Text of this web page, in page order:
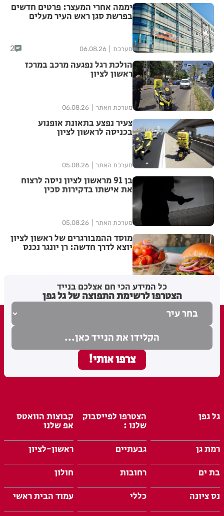
יממה אחרי המעצר: פרטים חדשים
בפרשת סגן ראש העיר מעלים
מערכת 06.08.26
2
הולכת רגל נפגעה מרכב במרכז
ראשון לציון
מערכת האתר 06.08.26
צעיר נפצע בתאונת אופנוע
בכניסה לראשון לציון
מערכת האתר 05.08.26
בן 91 מראשון לציון ניסה לרצוח
את אישתו בדקירות סכין
מערכת האתר 05.08.26
מוסד ההמבורגרים של ראשון לציון
יוצא לדרך חדשה: רן יונגר נכנס
כל המידע הכי חם אצלכם בנייד
הצטרפו לרשימת התפוצה של גל גפן
גל גפן הצטרפו לפייסבוק
שלנו :
קבוצות הוואטס
אפ שלנו
רמת גן
גבעתיים
ראשון-לציון
בת ים
רחובות
חולון
נס ציונה
כללי
עמוד הבית ראשי